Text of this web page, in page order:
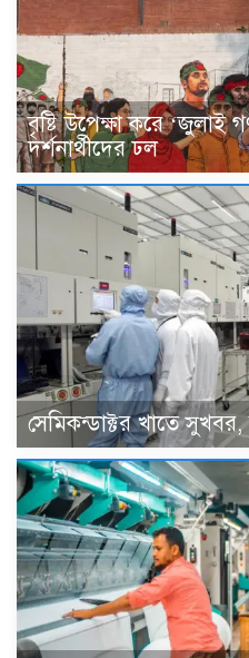
বৃষ্টি উপেক্ষা করে ‘জুলাই
দর্শনার্থীদের ঢল
সেমিকন্ডাক্টর খাতে